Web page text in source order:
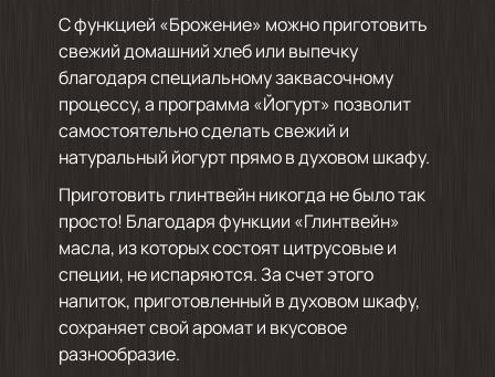
С функцией «Брожение» можно приготовить
свежий домашний хлеб или выпечку
благодаря специальному заквасочному
процессу, а программа «Йогурт» позволит
самостоятельно сделать свежий и
натуральный йогурт прямо в духовом шкафу.
Приготовить глинтвейн никогда не было так
просто! Благодаря функции «Глинтвейн»
масла, из которых состоят цитрусовые и
специи, не испаряются. За счет этого
напиток, приготовленный в духовом шкафу,
сохраняет свой аромат и вкусовое
разнообразие.